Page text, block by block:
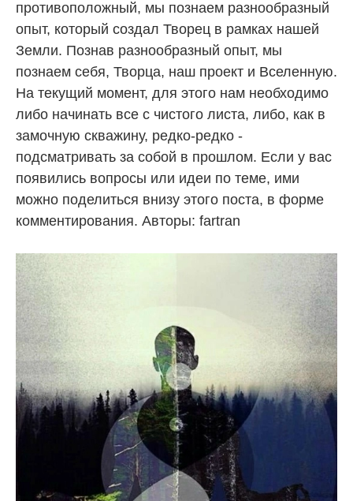
противоположный, мы познаем разнообразный
опыт, который создал Творец в рамках нашей
Земли. Познав разнообразный опыт, мы
познаем себя, Творца, наш проект и Вселенную.
На текущий момент, для этого нам необходимо
либо начинать все с чистого листа, либо, как в
замочную скважину, редко-редко -
подсматривать за собой в прошлом. Если у вас
появились вопросы или идеи по теме, ими
можно поделиться внизу этого поста, в форме
комментирования. Авторы: fartran